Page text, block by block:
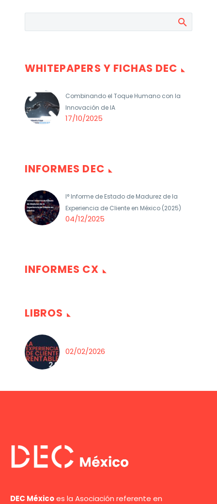
WHITEPAPERS Y FICHAS DEC
Combinando el Toque Humano con la
Innovación de IA
17/10/2025
INFORMES DEC
I° Informe de Estado de Madurez de la
Experiencia de Cliente en México (2025)
04/12/2025
INFORMES CX
LIBROS
02/02/2026
DEC Méxicoes la Asociación referente en